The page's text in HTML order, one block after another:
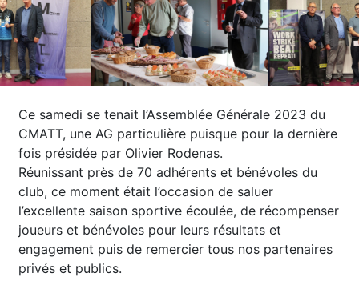
Ce samedi se tenait l’Assemblée Générale 2023 du
CMATT, une AG particulière puisque pour la dernière
fois présidée par Olivier Rodenas.
Réunissant près de 70 adhérents et bénévoles du
club, ce moment était l’occasion de saluer
l’excellente saison sportive écoulée, de récompenser
joueurs et bénévoles pour leurs résultats et
engagement puis de remercier tous nos partenaires
privés et publics.